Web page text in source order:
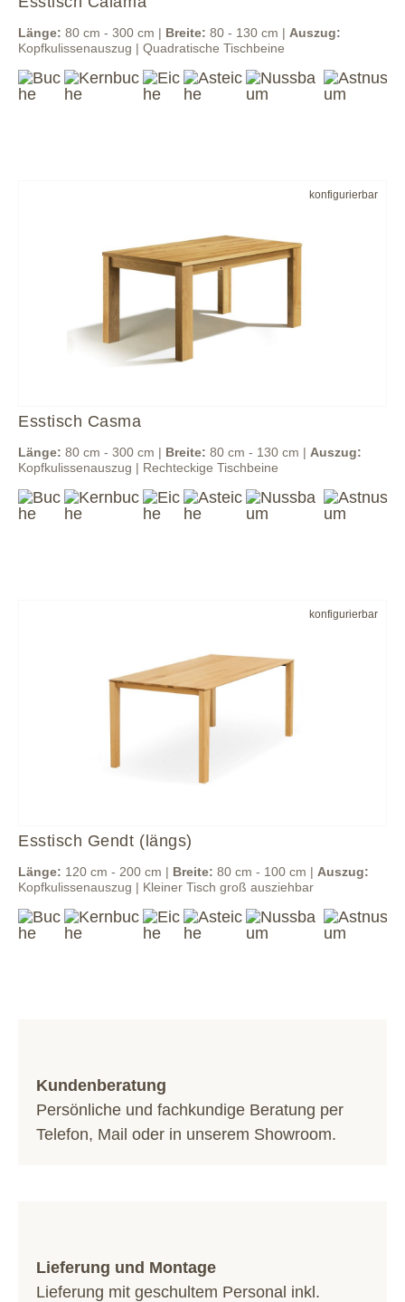
Länge: 80 cm - 300 cm | Breite: 80 - 130 cm | Auszug:
Kopfkulissenauszug | Quadratische Tischbeine
konfigurierbar
Esstisch Casma
Länge: 80 cm - 300 cm | Breite: 80 cm - 130 cm | Auszug:
Kopfkulissenauszug | Rechteckige Tischbeine
konfigurierbar
Esstisch Gendt (längs)
Länge: 120 cm - 200 cm | Breite: 80 cm - 100 cm | Auszug:
Kopfkulissenauszug | Kleiner Tisch groß ausziehbar
Kundenberatung
Persönliche und fachkundige Beratung per
Telefon, Mail oder in unserem Showroom.
Lieferung und Montage
Lieferung mit geschultem Personal inkl.